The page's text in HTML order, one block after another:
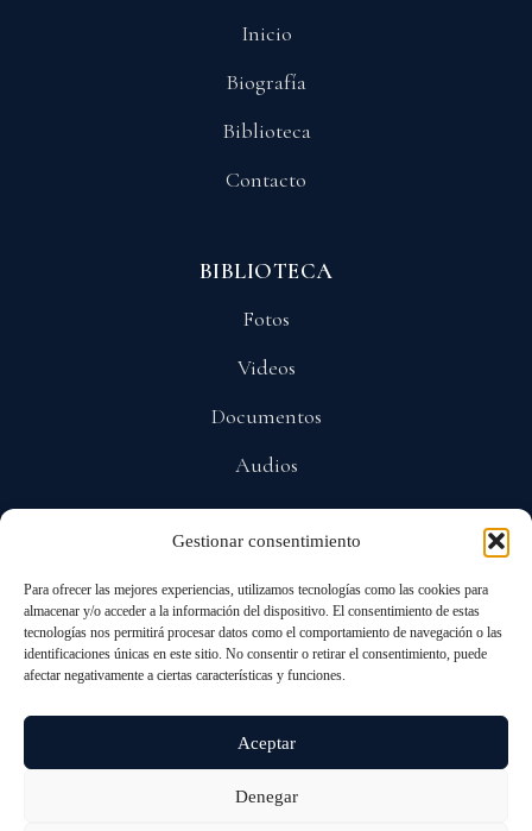
Gestionar consentimiento
Para ofrecer las mejores experiencias, utilizamos tecnologías como las cookies para
almacenar y/o acceder a la información del dispositivo. El consentimiento de estas
tecnologías nos permitirá procesar datos como el comportamiento de navegación o las
identificaciones únicas en este sitio. No consentir o retirar el consentimiento, puede
afectar negativamente a ciertas características y funciones.
Aceptar
Denegar
Inicio
Biografía
Biblioteca
Contacto
BIBLIOTECA
Fotos
Videos
Documentos
Audios
Privacidad
Protección De Datos
© 2026 ALL RIGHTS RESERVED